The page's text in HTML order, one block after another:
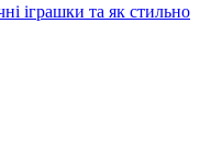
іграшки та як стильно